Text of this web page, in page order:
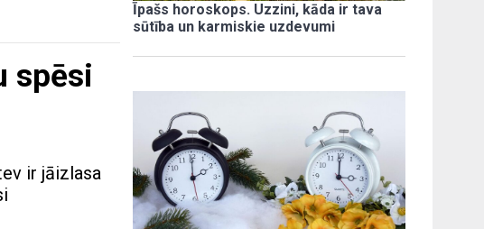
spēsi
ir jāizlasa
Īpašs horoskops. Uzzini, kāda ir tava
sūtība un karmiskie uzdevumi